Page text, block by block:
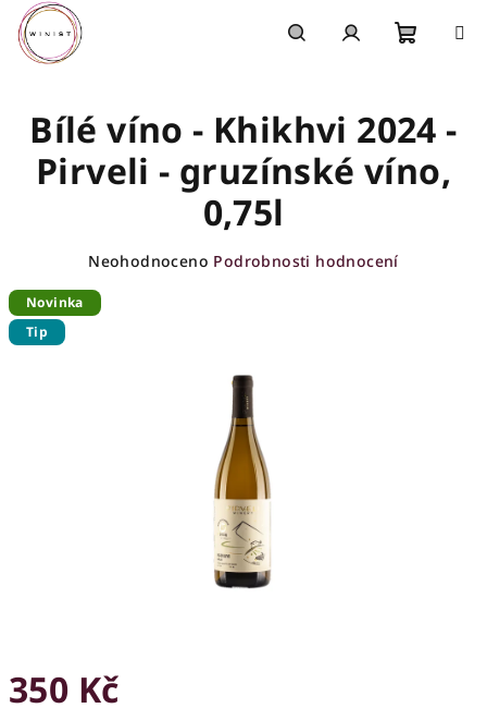
Přejít
na
obsah
košík
350 Kč
Bílé víno - Khikhvi 2024 -
Pirveli - gruzínské víno,
0,75l
Průměrné
produktu
Neohodnoceno Podrobnosti hodnocení
Novinka
Tip